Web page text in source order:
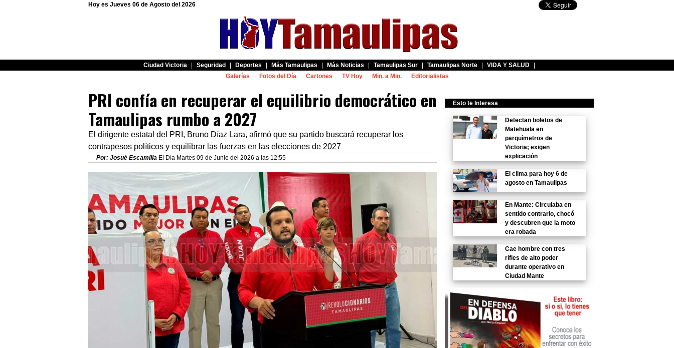
Hoy es Jueves 06 de Agosto del 2026
Ciudad Victoria Seguridad Deportes Más Tamaulipas Más Noticias Tamaulipas Sur Tamaulipas Norte VIDA Y SALUD
Galerías
Fotos del Día Cartones TV Hoy Min. a Min. Editorialistas
PRI confía en recuperar el equilibrio democrático en
Tamaulipas rumbo a 2027
El dirigente estatal del PRI, Bruno Díaz Lara, afirmó que su partido buscará recuperar los
contrapesos políticos y equilibrar las fuerzas en las elecciones de 2027
Por: Josué Escamilla El Día Martes 09 de Junio del 2026 a las 12:55
Esto te Interesa
Detectan boletos de
Matehuala en
parquímetros de
Victoria; exigen
explicación
El clima para hoy 6 de
agosto en Tamaulipas
En Mante: Circulaba en
sentido contrario, chocó
y descubren que la moto
era robada
Cae hombre con tres
rifles de alto poder
durante operativo en
Ciudad Mante